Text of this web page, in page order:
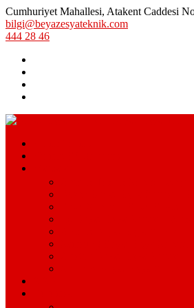
Cumhuriyet Mahallesi, Atakent Caddesi
bilgi@beyazesyateknik.com
444 28 46